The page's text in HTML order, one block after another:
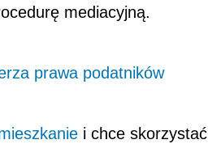
mediacyjną.
prawa podatników
i chce skorzystać